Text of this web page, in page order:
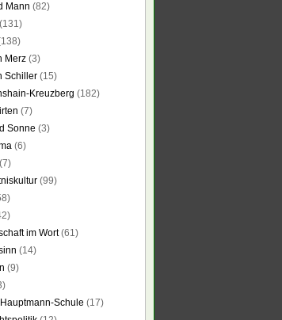
Mann (82)
Merz (3)
Schiller (15)
Kreuzberg (182)
(7)
Sonne (3)
(6)
(7)
(99)
im Wort(61)
(14)
(9)
Schule (17)